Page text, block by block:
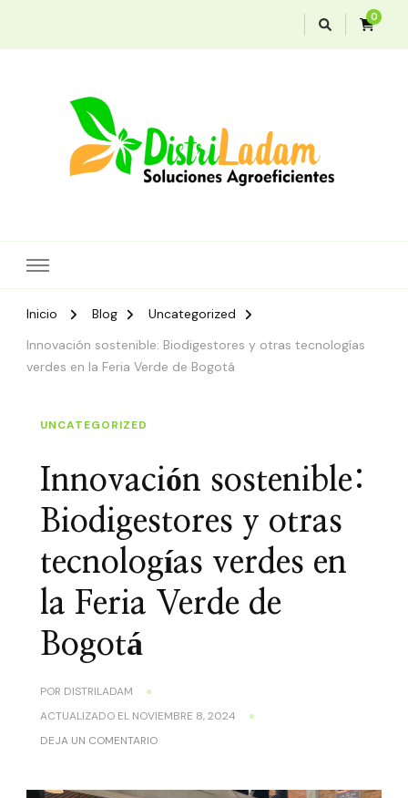
0
Inicio Blog
Uncategorized
Innovación sostenible: Biodigestores y otras tecnologías
verdes en la Feria Verde de Bogotá
UNCATEGORIZED
Innovación sostenible:
Biodigestores y otras
tecnologías verdes en
la Feria Verde de
Bogotá
POR DISTRILADAM
ACTUALIZADO EL NOVIEMBRE 8, 2024
DEJA UN COMENTARIO